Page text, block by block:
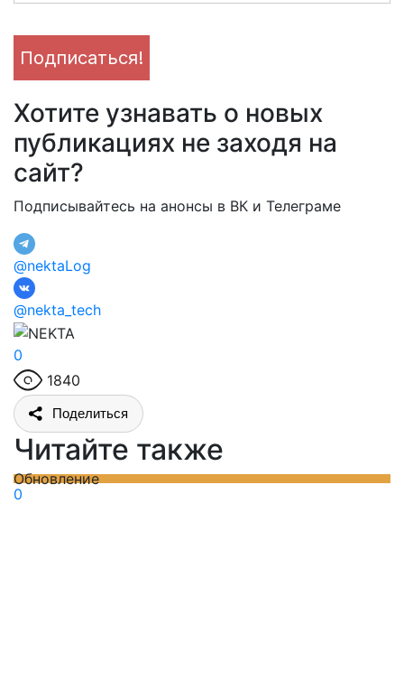
Хотите узнавать о новых
публикациях не заходя на
сайт?
Подписывайтесь на анонсы в ВК и Телеграме
@nektaLog
@nekta_tech
0
1840
Поделиться
Читайте также
Обновление
0